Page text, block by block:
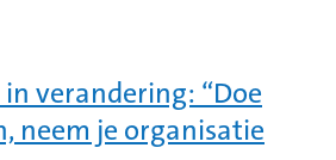
verandering: “Doe
neem je organisatie